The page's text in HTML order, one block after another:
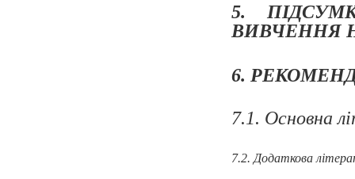
5.
ВИВЧЕННЯ
6.
7.1. Основна
7.2. Додаткова